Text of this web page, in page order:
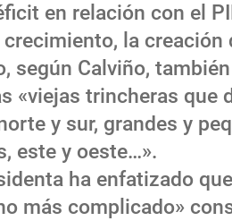
en relación con el
la creación
según Calviño,
«viejas trincheras que
y sur, grandes y
este y oeste…».
ha enfatizado
más complicado»